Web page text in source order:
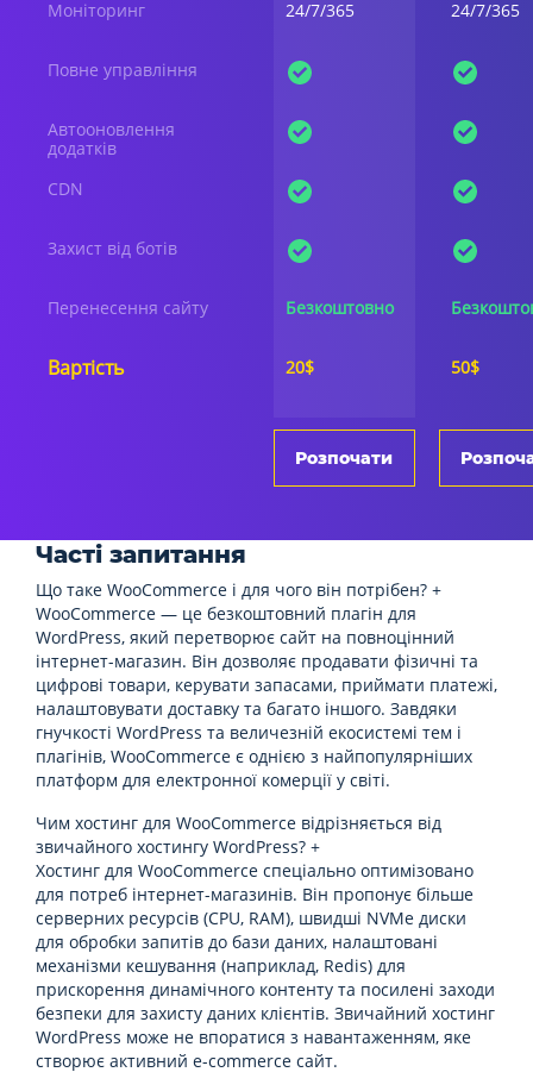
Моніторинг
Повне управління
Автооновлення
додатків
CDN
Захист від ботів
Перенесення сайту
Вартість
24/7/365
Безкоштовно
20$
Розпочати
24/7/365
50$
Часті запитання
Що таке WooCommerce і для чого він потрібен? +
WooCommerce — це безкоштовний плагін для
WordPress, який перетворює сайт на повноцінний
інтернет-магазин. Він дозволяє продавати фізичні та
цифрові товари, керувати запасами, приймати платежі,
налаштовувати доставку та багато іншого. Завдяки
гнучкості WordPress та величезній екосистемі тем і
плагінів, WooCommerce є однією з найпопулярніших
платформ для електронної комерції у світі.
Чим хостинг для WooCommerce відрізняється від
звичайного хостингу WordPress? +
Хостинг для WooCommerce спеціально оптимізовано
для потреб інтернет-магазинів. Він пропонує більше
серверних ресурсів (CPU, RAM), швидші NVMe диски
для обробки запитів до бази даних, налаштовані
механізми кешування (наприклад, Redis) для
прискорення динамічного контенту та посилені заходи
безпеки для захисту даних клієнтів. Звичайний хостинг
WordPress може не впоратися з навантаженням, яке
створює активний e-commerce сайт.